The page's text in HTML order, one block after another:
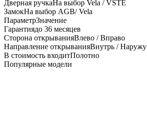
Дверная ручкаНа выбор Vela / VSTE
ЗамокНа выбор AGB/ Vela
ПараметрЗначение
Гарантиядо 36 месяцев
Сторона открыванияВлево / Вправо
Направление открыванияВнутрь / Наружу
В стоимость входитПолотно
Популярные модели